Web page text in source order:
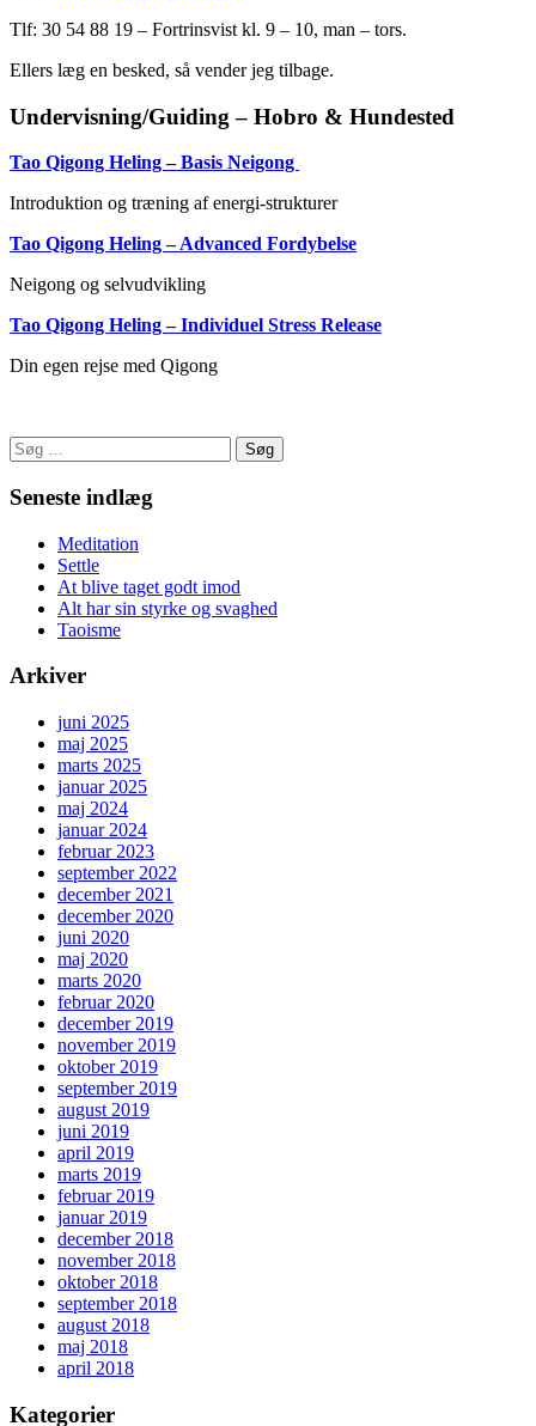
Tlf: 30 54 88 19 – Fortrinsvist kl. 9 – 10, man – tors.
Ellers læg en besked, så vender jeg tilbage.
Undervisning/Guiding – Hobro & Hundested
Tao Qigong Heling – Basis Neigong
Introduktion og træning af energi-strukturer
Tao Qigong Heling – Advanced Fordybelse
Neigong og selvudvikling
Tao Qigong Heling – Individuel Stress Release
Din egen rejse med Qigong
Søg
efter:
Seneste indlæg
Meditation
Settle
At blive taget godt imod
Alt har sin styrke og svaghed
Taoisme
Arkiver
juni 2025
maj 2025
marts 2025
januar 2025
maj 2024
januar 2024
februar 2023
september 2022
december 2021
december 2020
juni 2020
maj 2020
marts 2020
februar 2020
december 2019
november 2019
oktober 2019
september 2019
august 2019
juni 2019
april 2019
marts 2019
februar 2019
januar 2019
december 2018
november 2018
oktober 2018
september 2018
august 2018
maj 2018
april 2018
Kategorier